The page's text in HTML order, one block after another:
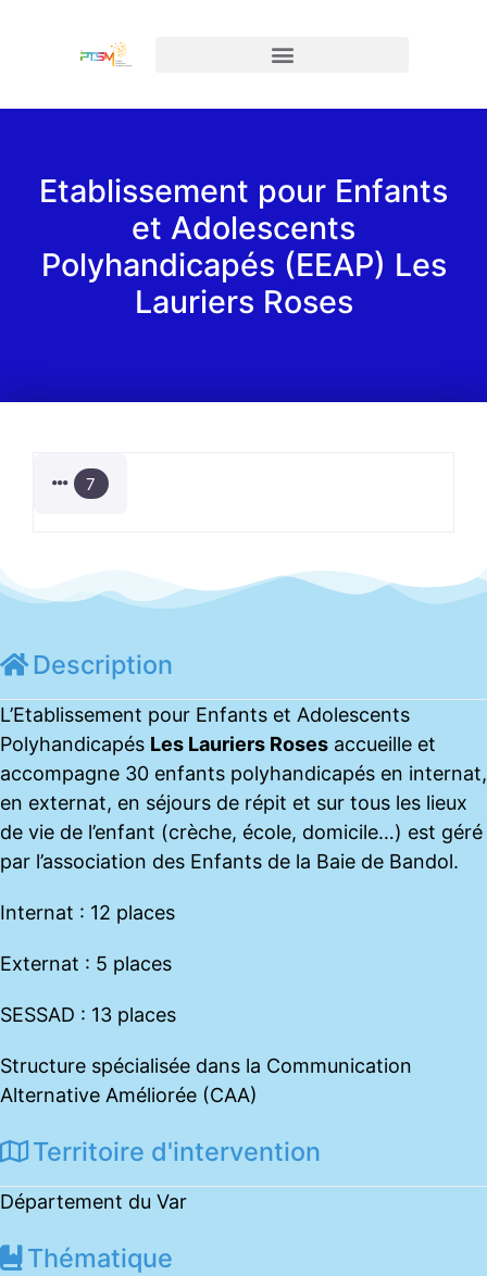
Etablissement pour Enfants
et Adolescents
Polyhandicapés (EEAP) Les
Lauriers Roses
7
Description
L’Etablissement pour Enfants et Adolescents
Polyhandicapés Les Lauriers Roses accueille et
accompagne 30 enfants polyhandicapés en internat,
en externat, en séjours de répit et sur tous les lieux
de vie de l’enfant (crèche, école, domicile…) est géré
par l’association des Enfants de la Baie de Bandol.
Internat : 12 places
Externat : 5 places
SESSAD : 13 places
Structure spécialisée dans la Communication
Alternative Améliorée (CAA)
Territoire d'intervention
Département du Var
Thématique